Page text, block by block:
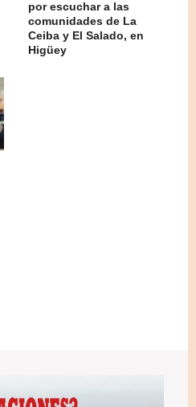
por escuchar a las
comunidades de La
Ceiba y El Salado, en
Higüey